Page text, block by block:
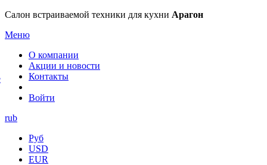
Салон встраиваемой техники для кухни Арагон
Меню
О компании
Акции и новости
Контакты
Войти
rub
Руб
USD
EUR